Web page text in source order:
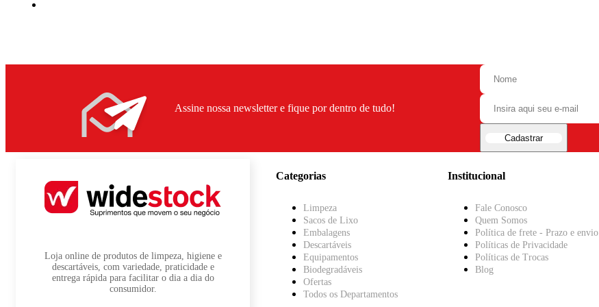
Assine nossa newsletter e fique por dentro de tudo!
Cadastrar
Loja online de produtos de limpeza, higiene e
descartáveis, com variedade, praticidade e
entrega rápida para facilitar o dia a dia do
consumidor.
Categorias
Limpeza
Sacos de Lixo
Embalagens
Descartáveis
Equipamentos
Biodegradáveis
Ofertas
Todos os Departamentos
Institucional
Fale Conosco
Quem Somos
Política de frete - Prazo e envio
Políticas de Privacidade
Políticas de Trocas
Blog